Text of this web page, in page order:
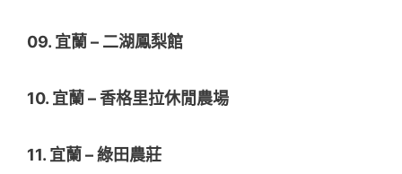
09. 宜蘭 – 二湖鳳梨館
10. 宜蘭 – 香格里拉休閒農場
11. 宜蘭 – 綠田農莊